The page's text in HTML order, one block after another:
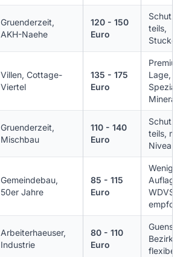
Gruenderzeit,
AKH-Naehe
120 - 150
Euro
teils,
Villen, Cottage-
Viertel
135 - 175
Euro
Premium-
Lage,
Spezial-
Gruenderzeit,
Mischbau
110 - 140
Euro
teils,
Niveau
Gemeindebau,
50er Jahre
85 - 115
Euro
Wenige
Auflagen,
WDVS
Arbeiterhaeuser,
Industrie
80 - 110
Euro
Bezirk,
flexibel